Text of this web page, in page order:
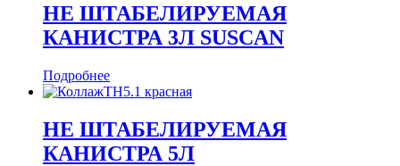
НЕ ШТАБЕЛИРУЕМАЯ
КАНИСТРА 3Л SUSCAN
Подробнее
НЕ ШТАБЕЛИРУЕМАЯ
КАНИСТРА 5Л